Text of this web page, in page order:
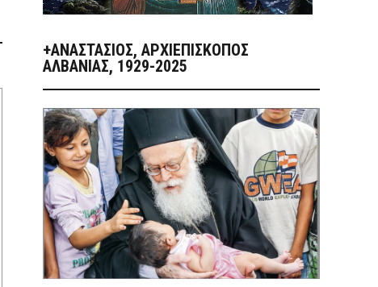
+ΑΝΑΣΤΆΣΙΟΣ, ΑΡΧΙΕΠΊΣΚΟΠΟΣ
ΑΛΒΑΝΊΑΣ, 1929-2025